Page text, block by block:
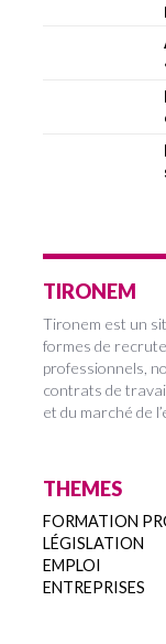
TIRONEM
Tironem est un
formes de
professionnels,
contrats de
et du marché de
THEMES
FORMATION
LÉGISLATION
EMPLOI
ENTREPRISES